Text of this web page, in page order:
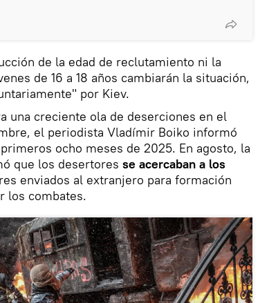
de la edad de reclutamiento ni la
de 16 a 18 años cambiarán la situación,
por Kiev.
una creciente ola de deserciones en el
el periodista Vladímir Boiko informó
ocho meses de 2025. En agosto, la
que los desertores se acercaban a los
enviados al extranjero para formación
los combates.